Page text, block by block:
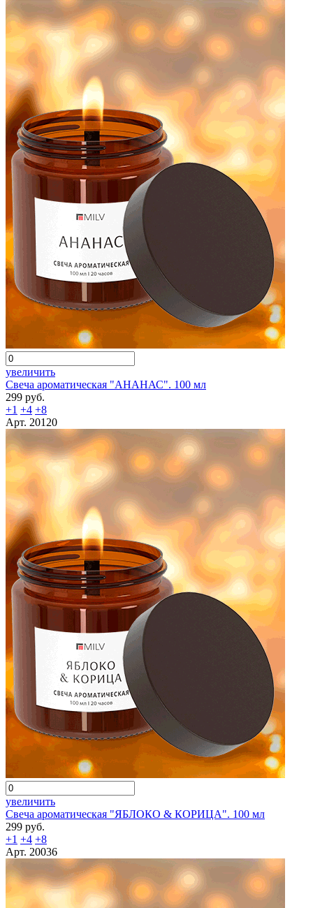
увеличить
Свеча ароматическая "АНАНАС". 100 мл
299 руб.
+1 +4 +8
Арт. 20120
увеличить
Свеча ароматическая "ЯБЛОКО & КОРИЦА". 100 мл
299 руб.
+1 +4 +8
Арт. 20036